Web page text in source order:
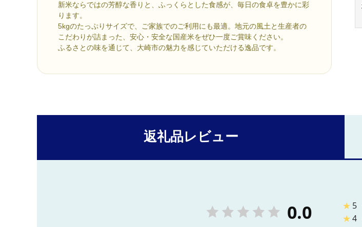
新米ならではの芳醇な香りと、ふっくらとした食感が、毎日の食卓を豊かに彩
ります。
5kgのたっぷりサイズで、ご家族でのご利用にも最適。地元の風土と生産者の
こだわりが詰まった、安心・安全な国産米をぜひ一度ご賞味ください。
ふるさとの味を通じて、大崎市の魅力を感じていただける逸品です。
返礼品レビュー
0.0 ★ 5
★4